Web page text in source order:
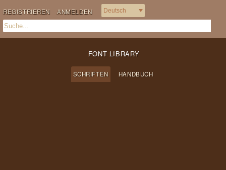
REGISTRIEREN ANMELDEN
FONT LIBRARY
SCHRIFTEN HANDBUCH